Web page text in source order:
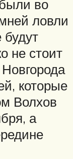
во
ловли
будут
не стоит
которые
Волхов
а